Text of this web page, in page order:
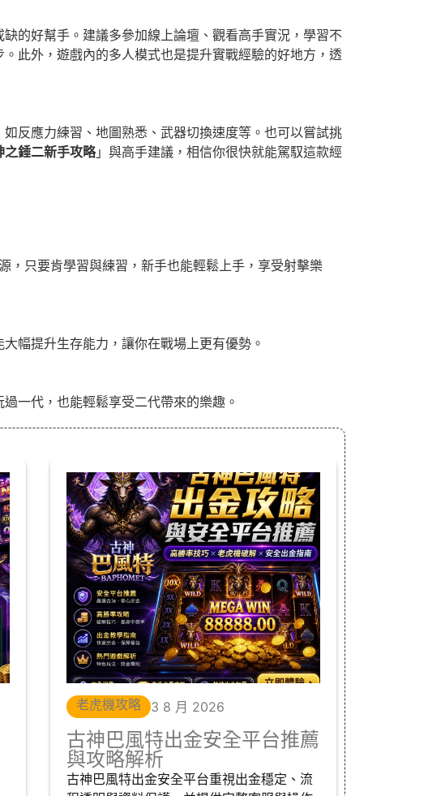
的好幫手。建議多參加線上論壇、觀看高手實況，學習不
。此外，遊戲內的多人模式也是提升實戰經驗的好地方，透
如反應力練習、地圖熟悉、武器切換速度等。也可以嘗試挑
之錘二新手攻略」與高手建議，相信你很快就能駕馭這款經
，只要肯學習與練習，新手也能輕鬆上手，享受射擊樂
幅提升生存能力，讓你在戰場上更有優勢。
一代，也能輕鬆享受二代帶來的樂趣。
老虎機攻略 3 8 月 2026
古神巴風特出金安全平台推薦
與攻略解析
古神巴風特出金安全平台重視出金穩定、流